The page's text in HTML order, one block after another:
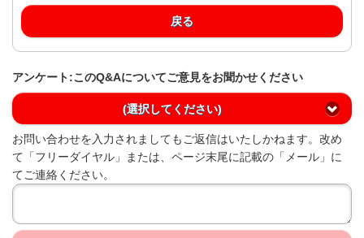
戻る
アンケート:このQ&Aについてご意見をお聞かせください
(選択してください)
お問い合わせを入力されましてもご返信はいたしかねます。改め
て「フリーダイヤル」または、ページ末尾に記載の「メール」に
てご連絡ください。